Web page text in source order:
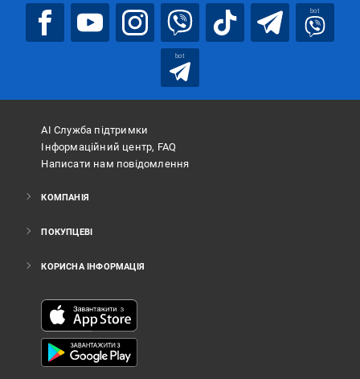
bot
bot
АІ Служба підтримки
Інформаційний центр, FAQ
Написати нам повідомлення
КОМПАНІЯ
ПОКУПЦЕВІ
КОРИСНА ІНФОРМАЦІЯ